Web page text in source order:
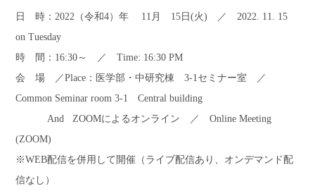
日 時： 2022 （令和4）年 11 月 15 日(火) ／ 2022. 11. 15
on Tuesday
時 間： 16:30 ～ ／ Time: 16:30 PM
会 場 ／Place：医学部・中研究棟3-1 セミナー室 ／
Common Seminar room 3-1 Central building
And ZOOMによるオンライン ／Online Meeting
(ZOOM)
※WEB配信を併用して開催（ライブ配信あり、オンデマンド配
信なし）